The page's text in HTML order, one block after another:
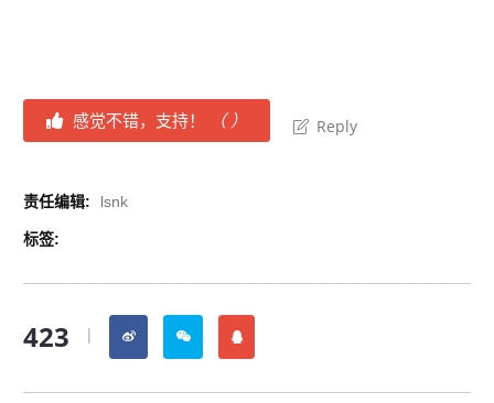
感觉不错，支持！ （） Reply
责任编辑: lsnk
标签:
423 |